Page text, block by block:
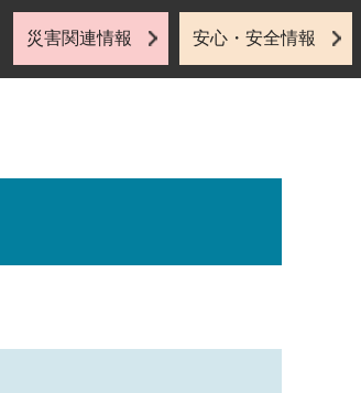
災害関連情報 安心・安全情報